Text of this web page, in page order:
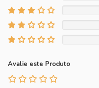
Avalie este Produto